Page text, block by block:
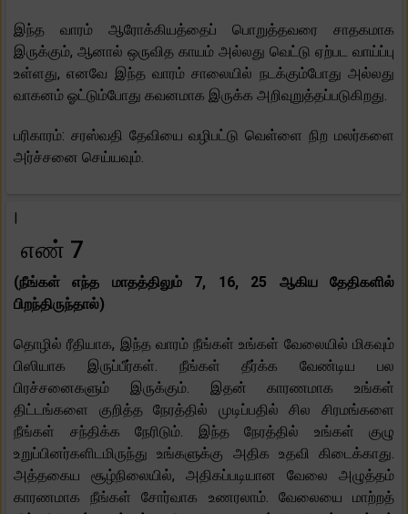
இந்த வாரம் ஆரோக்கியத்தைப் பொறுத்தவரை சாதகமாக
இருக்கும், ஆனால் ஒருவித காயம் அல்லது வெட்டு ஏற்பட வாய்ப்பு
உள்ளது, எனவே இந்த வாரம் சாலையில் நடக்கும்போது அல்லது
வாகனம் ஓட்டும்போது கவனமாக இருக்க அறிவுறுத்தப்படுகிறது.
பரிகாரம்: சரஸ்வதி தேவியை வழிபட்டு வெள்ளை நிற மலர்களை
அர்ச்சனை செய்யவும்.
|
எண் 7
(நீங்கள் எந்த மாதத்திலும் 7, 16, 25 ஆகிய தேதிகளில்
பிறந்திருந்தால்)
தொழில் ரீதியாக, இந்த வாரம் நீங்கள் உங்கள் வேலையில் மிகவும்
பிஸியாக இருப்பீர்கள். நீங்கள் தீர்க்க வேண்டிய பல
பிரச்சனைகளும் இருக்கும். இதன் காரணமாக உங்கள்
திட்டங்களை குறித்த நேரத்தில் முடிப்பதில் சில சிரமங்களை
நீங்கள் சந்திக்க நேரிடும். இந்த நேரத்தில் உங்கள் குழு
உறுப்பினர்களிடமிருந்து உங்களுக்கு அதிக உதவி கிடைக்காது.
அத்தகைய சூழ்நிலையில், அதிகப்படியான வேலை அழுத்தம்
காரணமாக நீங்கள் சோர்வாக உணரலாம். வேலையை மாற்றத்